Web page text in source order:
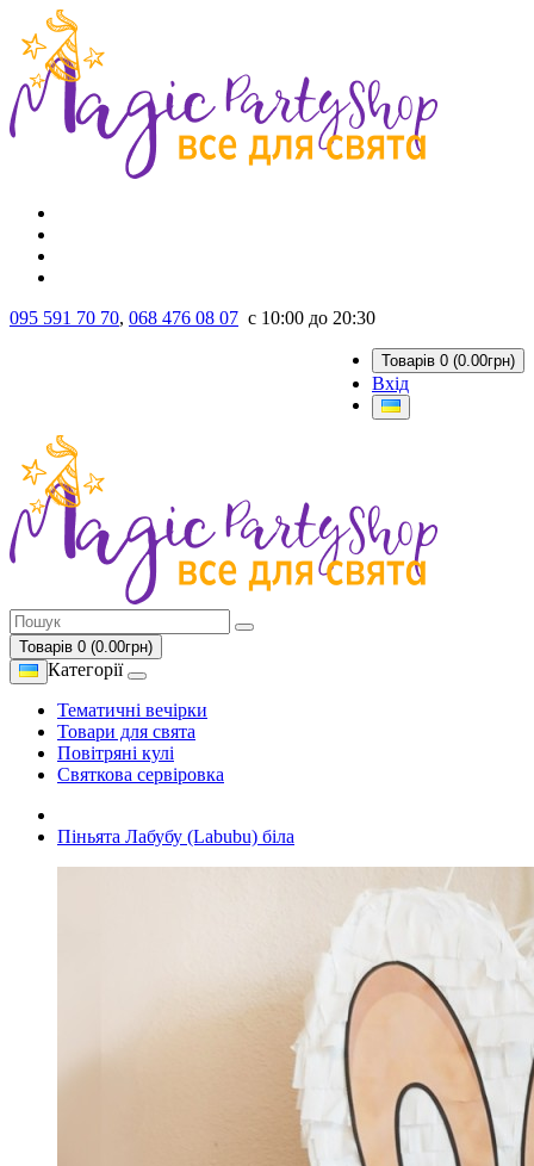
095 591 70 70, 068 476 08 07 с 10:00 до 20:30
Товарів 0 (0.00грн)
Вхід
Товарів 0 (0.00грн)
Категорії
Тематичні вечірки
Товари для свята
Повітряні кулі
Святкова сервіровка
Піньята Лабубу (Labubu) біла